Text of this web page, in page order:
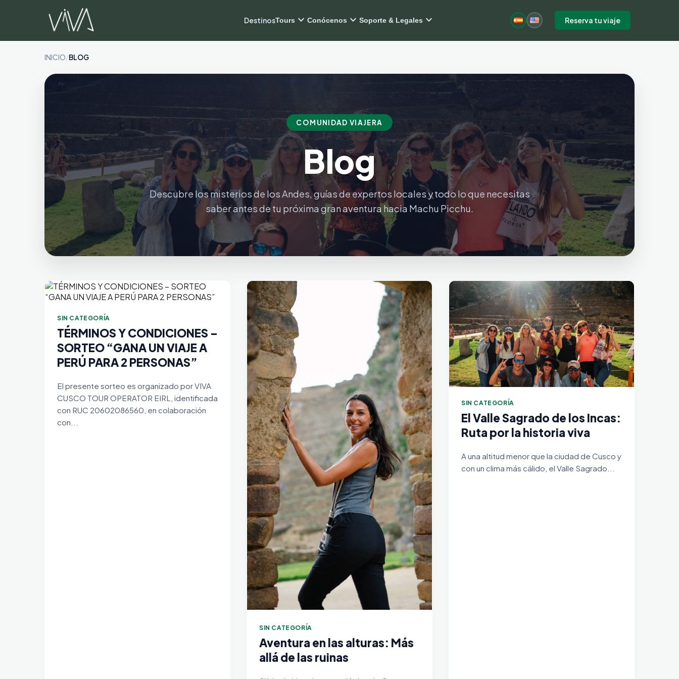
DestinosTours expand_more Conócenos expand_more Soporte & Legales expand_more Reserva tu viaje
INICIO/BLOG
COMUNIDAD VIAJERA
Blog
Descubre los misterios de los Andes, guías de expertos locales y todo lo que necesitas
saber antes de tu próxima gran aventura hacia Machu Picchu.
SIN CATEGORÍA
TÉRMINOS Y CONDICIONES –
SORTEO “GANA UN VIAJE A
PERÚ PARA 2 PERSONAS”
El presente sorteo es organizado por VIVA
CUSCO TOUR OPERATOR EIRL, identificada
con RUC 20602086560, en colaboración
con...
SIN CATEGORÍA
Aventura en las alturas: Más
allá de las ruinas
SIN CATEGORÍA
El Valle Sagrado de los Incas:
Ruta por la historia viva
A una altitud menor que la ciudad de Cusco y
con un clima más cálido, el Valle Sagrado...